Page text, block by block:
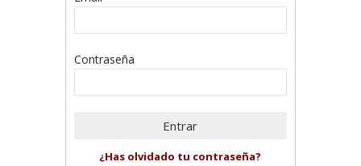
Contraseña
¿Has olvidado tu contraseña?